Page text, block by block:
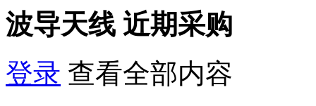
波导天线 近期采购
登录 查看全部内容